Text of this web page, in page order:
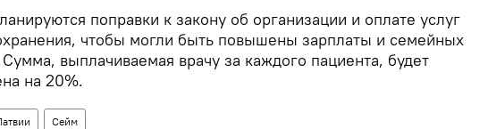
поправки к закону об организации и оплате услуг
чтобы могли быть повышены зарплаты и семейных
выплачиваемая врачу за каждого пациента, будет
на 20%.
Сейм